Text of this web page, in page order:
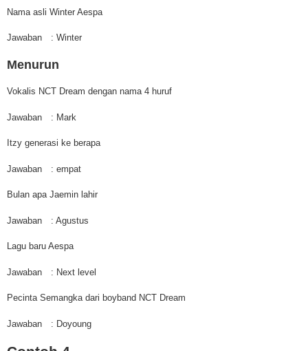
Nama asli Winter Aespa
Jawaban : Winter
Menurun
Vokalis NCT Dream dengan nama 4 huruf
Jawaban : Mark
Itzy generasi ke berapa
Jawaban : empat
Bulan apa Jaemin lahir
Jawaban : Agustus
Lagu baru Aespa
Jawaban : Next level
Pecinta Semangka dari boyband NCT Dream
Jawaban : Doyoung